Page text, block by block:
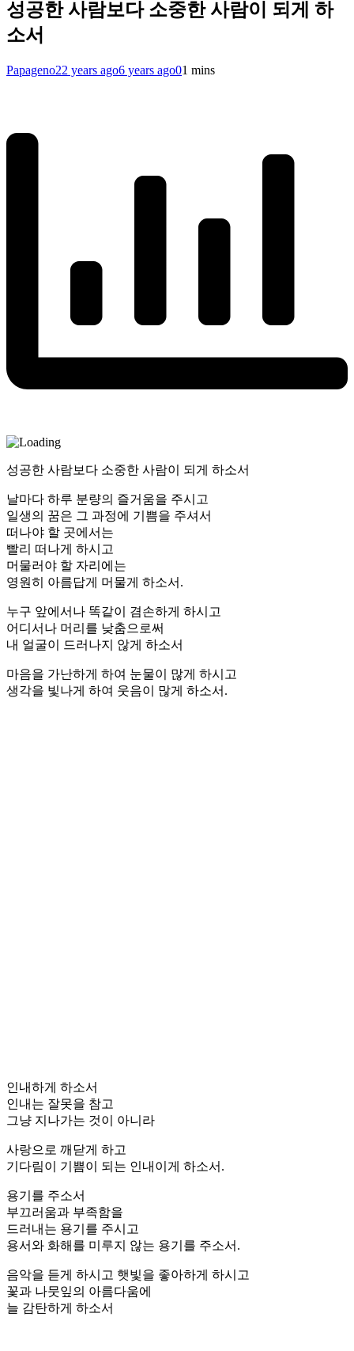
성공한 사람보다 소중한 사람이 되게 하
소서
Papageno22 years ago6 years ago01 mins
성공한 사람보다 소중한 사람이 되게 하소서
날마다 하루 분량의 즐거움을 주시고
일생의 꿈은 그 과정에 기쁨을 주셔서
떠나야 할 곳에서는
빨리 떠나게 하시고
머물러야 할 자리에는
영원히 아름답게 머물게 하소서.
누구 앞에서나 똑같이 겸손하게 하시고
어디서나 머리를 낮춤으로써
내 얼굴이 드러나지 않게 하소서
마음을 가난하게 하여 눈물이 많게 하시고
생각을 빛나게 하여 웃음이 많게 하소서.
인내하게 하소서
인내는 잘못을 참고
그냥 지나가는 것이 아니라
사랑으로 깨닫게 하고
기다림이 기쁨이 되는 인내이게 하소서.
용기를 주소서
부끄러움과 부족함을
드러내는 용기를 주시고
용서와 화해를 미루지 않는 용기를 주소서.
음악을 듣게 하시고 햇빛을 좋아하게 하시고
꽃과 나뭇잎의 아름다움에
늘 감탄하게 하소서